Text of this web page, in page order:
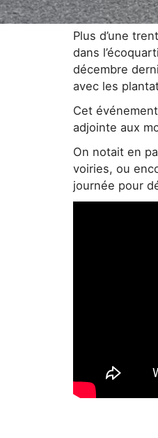
Plus d’une
dans
décembre
avec les
Cet
adjointe aux
On notait en
voiries, ou
journée pour